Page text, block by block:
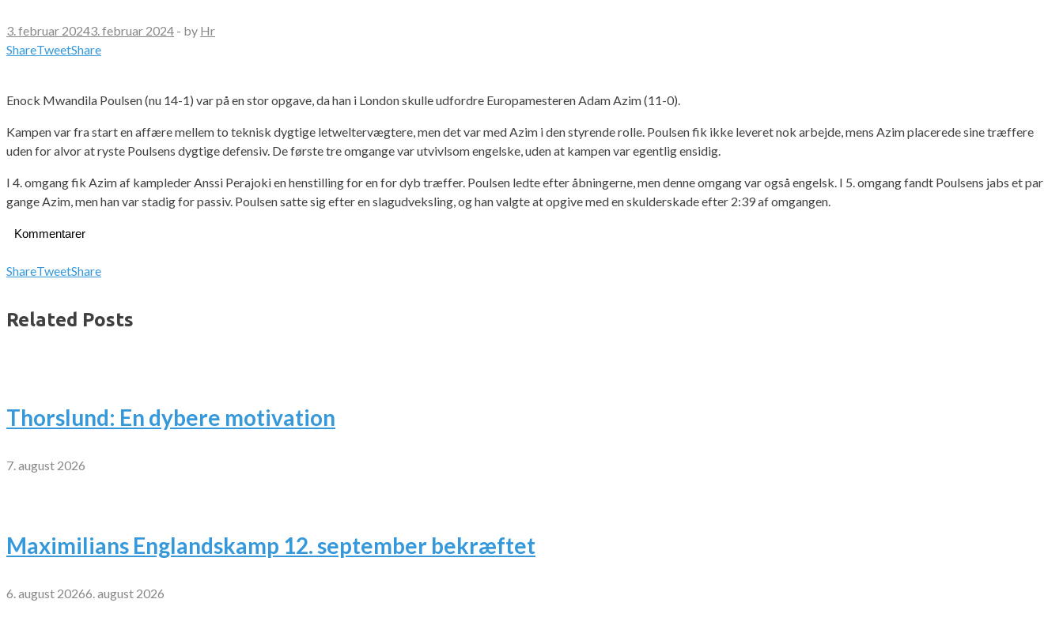
3. februar 20243. februar 2024 - by Hr
ShareTweetShare
Enock Mwandila Poulsen (nu 14-1) var på en stor opgave, da han i London skulle udfordre Europamesteren Adam Azim (11-0).
Kampen var fra start en affære mellem to teknisk dygtige letweltervægtere, men det var med Azim i den styrende rolle. Poulsen fik ikke leveret nok arbejde, mens Azim placerede sine træffere
uden for alvor at ryste Poulsens dygtige defensiv. De første tre omgange var utvivlsom engelske, uden at kampen var egentlig ensidig.
I 4. omgang fik Azim af kampleder Anssi Perajoki en henstilling for en for dyb træffer. Poulsen ledte efter åbningerne, men denne omgang var også engelsk. I 5. omgang fandt Poulsens jabs et par
gange Azim, men han var stadig for passiv. Poulsen satte sig efter en slagudveksling, og han valgte at opgive med en skulderskade efter 2:39 af omgangen.
Kommentarer
ShareTweetShare
Related Posts
Thorslund: En dybere motivation
7. august 2026
Maximilians Englandskamp 12. september bekræftet
6. august 20266. august 2026